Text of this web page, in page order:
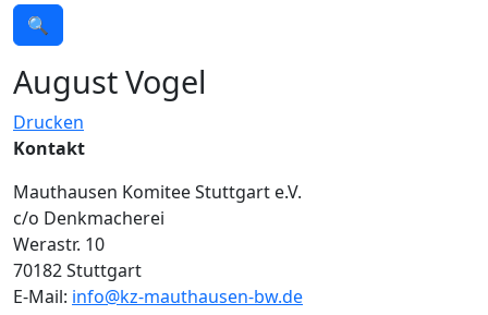
🔍
August Vogel
Drucken
Kontakt
Mauthausen Komitee Stuttgart e.V.
c/o Denkmacherei
Werastr. 10
70182 Stuttgart
E-Mail: info@kz-mauthausen-bw.de